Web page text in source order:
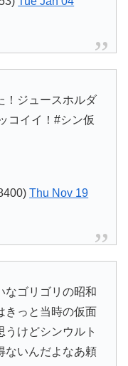
！ジュースホルダ
コイイ！#シン仮
Thu Nov 19
なゴリゴリの昭和
きっと当時の仮面
うけどシンウルト
ないんだよなあ頼